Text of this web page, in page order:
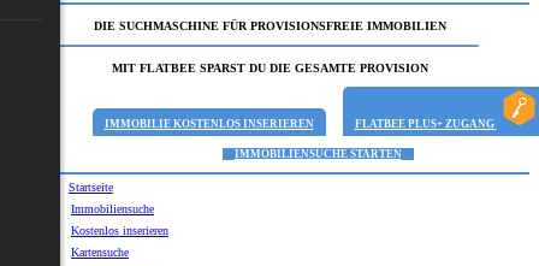
DIE SUCHMASCHINE FÜR PROVISIONSFREIE IMMOBILIEN
MIT FLATBEE SPARST DU DIE GESAMTE PROVISION
IMMOBILIE KOSTENLOS INSERIEREN FLATBEE PLUS+ ZUGANG
IMMOBILIENSUCHE STARTEN
Startseite
Immobiliensuche
Kostenlos inserieren
Kartensuche